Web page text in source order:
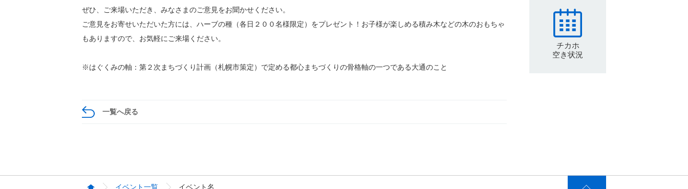
ぜひ、ご来場いただき、みなさまのご意見をお聞かせください。
ご意見をお寄せいただいた方には、ハーブの種（各日２００名様限定）をプレゼント！お子様が楽しめる積み木などの木のおもちゃ
もありますので、お気軽にご来場ください。
※はぐくみの軸：第２次まちづくり計画（札幌市策定）で定める都心まちづくりの骨格軸の一つである大通のこと
一覧へ戻る
チカホ
空き状況
イベント一覧 イベント名